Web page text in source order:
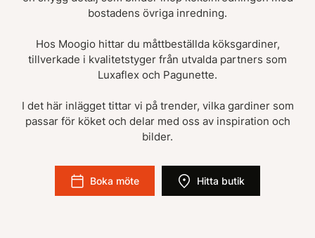
bostadens övriga inredning.
Hos Moogio hittar du måttbeställda köksgardiner,
tillverkade i kvalitetstyger från utvalda partners som
Luxaflex och Pagunette.
I det här inlägget tittar vi på trender, vilka gardiner som
passar för köket och delar med oss av inspiration och
bilder.
Boka möte Hitta butik